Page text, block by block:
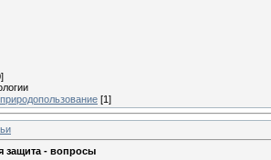
[1]
защита - вопросы